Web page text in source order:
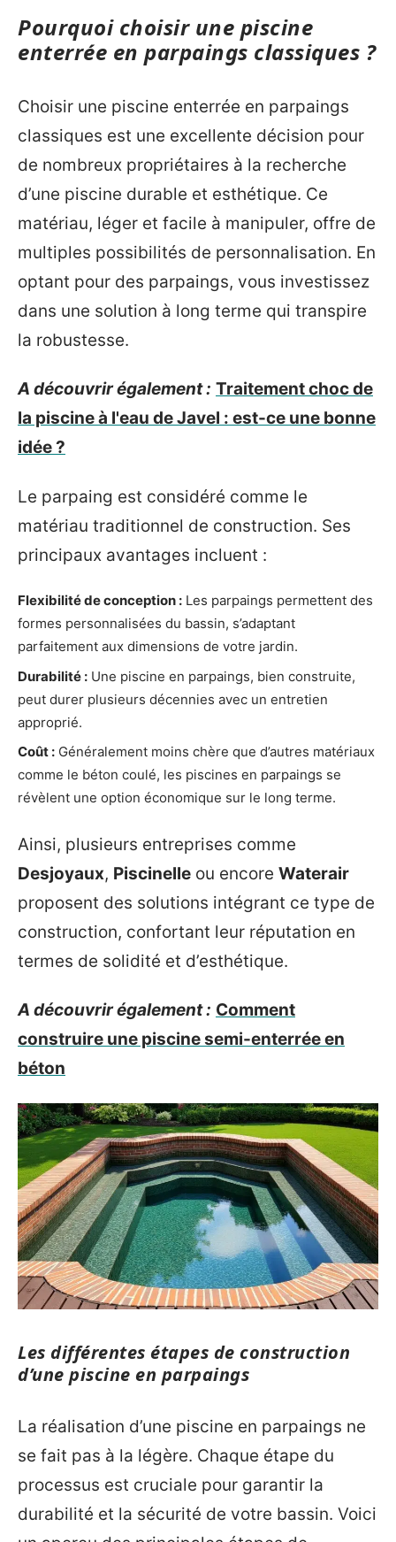
Pourquoi choisir une piscine
enterrée en parpaings classiques ?
Choisir une piscine enterrée en parpaings
classiques est une excellente décision pour
de nombreux propriétaires à la recherche
d’une piscine durable et esthétique. Ce
matériau, léger et facile à manipuler, offre de
multiples possibilités de personnalisation. En
optant pour des parpaings, vous investissez
dans une solution à long terme qui transpire
la robustesse.
A découvrir également : Traitement choc de
la piscine à l'eau de Javel : est-ce une bonne
idée ?
Le parpaing est considéré comme le
matériau traditionnel de construction. Ses
principaux avantages incluent :
Flexibilité de conception : Les parpaings permettent des
formes personnalisées du bassin, s’adaptant
parfaitement aux dimensions de votre jardin.
Durabilité : Une piscine en parpaings, bien construite,
peut durer plusieurs décennies avec un entretien
approprié.
Coût : Généralement moins chère que d’autres matériaux
comme le béton coulé, les piscines en parpaings se
révèlent une option économique sur le long terme.
Ainsi, plusieurs entreprises comme
Desjoyaux, Piscinelle ou encore Waterair
proposent des solutions intégrant ce type de
construction, confortant leur réputation en
termes de solidité et d’esthétique.
A découvrir également : Comment
construire une piscine semi-enterrée en
béton
Les différentes étapes de construction
d’une piscine en parpaings
La réalisation d’une piscine en parpaings ne
se fait pas à la légère. Chaque étape du
processus est cruciale pour garantir la
durabilité et la sécurité de votre bassin. Voici